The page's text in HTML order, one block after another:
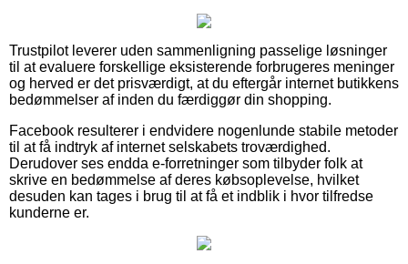
Trustpilot leverer uden sammenligning passelige løsninger
til at evaluere forskellige eksisterende forbrugeres meninger
og herved er det prisværdigt, at du eftergår internet butikkens
bedømmelser af inden du færdiggør din shopping.
Facebook resulterer i endvidere nogenlunde stabile metoder
til at få indtryk af internet selskabets troværdighed.
Derudover ses endda e-forretninger som tilbyder folk at
skrive en bedømmelse af deres købsoplevelse, hvilket
desuden kan tages i brug til at få et indblik i hvor tilfredse
kunderne er.